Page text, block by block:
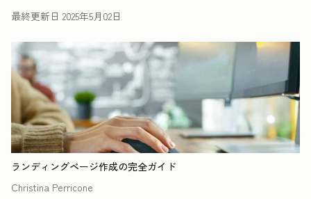
最終更新日 2025年5月02日
ランディングページ作成の完全ガイド
Christina Perricone